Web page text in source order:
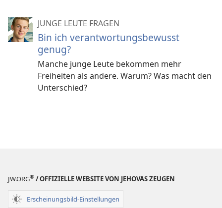
JUNGE LEUTE FRAGEN
Bin ich verantwortungsbewusst
genug?
Manche junge Leute bekommen mehr
Freiheiten als andere. Warum? Was macht den
Unterschied?
JW.ORG® / OFFIZIELLE WEBSITE VON JEHOVAS ZEUGEN
Erscheinungsbild-Einstellungen